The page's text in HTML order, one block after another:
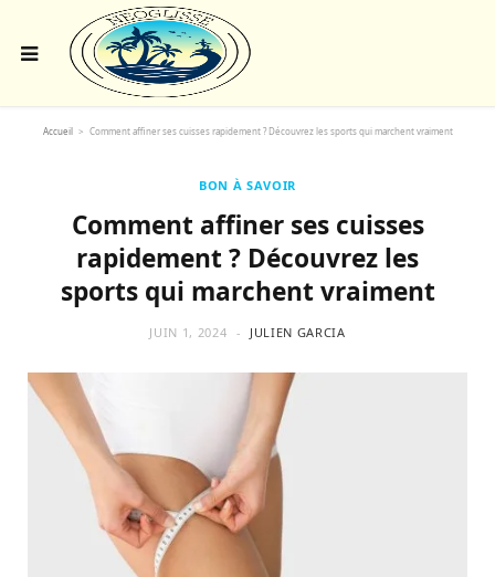
Accueil > Comment affiner ses cuisses rapidement ? Découvrez les sports qui marchent vraiment
BON À SAVOIR
Comment affiner ses cuisses
rapidement ? Découvrez les
sports qui marchent vraiment
JUIN 1, 2024 JULIEN GARCIA